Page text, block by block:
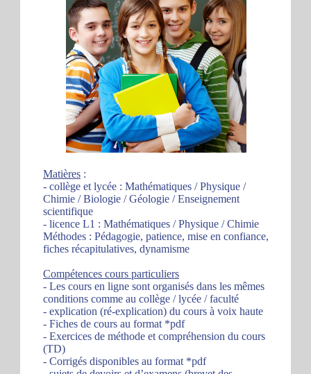
Matières :
- collège et lycée : Mathématiques / Physique /
Chimie / Biologie / Géologie / Enseignement
scientifique
- licence L1 : Mathématiques / Physique / Chimie
Méthodes : Pédagogie, patience, mise en confiance,
fiches récapitulatives, dynamisme
Compétences cours particuliers
- Les cours en ligne sont organisés dans les mêmes
conditions comme au collège / lycée / faculté
- explication (ré-explication) du cours à voix haute
- Fiches de cours au format *pdf
- Exercices de méthode et compréhension du cours
(TD)
- Corrigés disponibles au format *pdf